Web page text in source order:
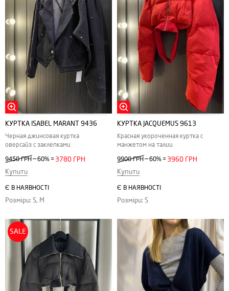
КУРТКА ISABEL MARANT 9436
Черная джинсовая куртка
оверсайз с заклепками
9450 ГРН—60% = 3780 ГРН
Купити
Є В НАЯВНОСТІ
Розміри: S, M
КУРТКА JACQUEMUS 9613
Красная укороченная куртка с
манжетом на талии
9900 ГРН—60% = 3960 ГРН
Купити
Є В НАЯВНОСТІ
Розміри: S
SALE